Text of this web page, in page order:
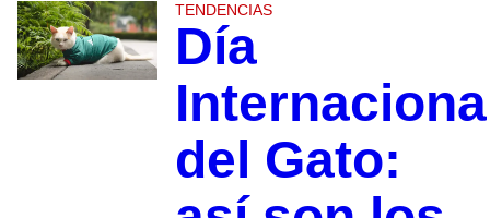
TENDENCIAS
Día
del Gato: